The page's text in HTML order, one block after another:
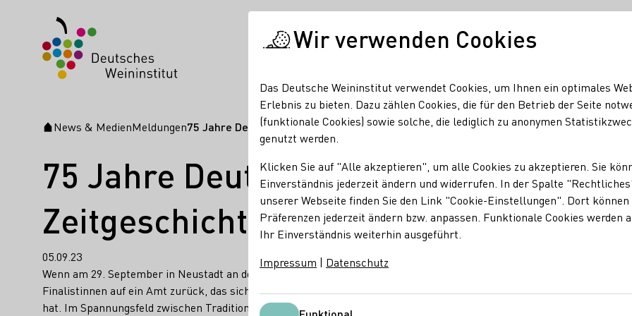
Startseite
News & MedienMeldungen75 Jahre Deutsche Weinkönigin – 75 Jahre Zeitgeschichte
75 Jahre Deutsche Weinkönigin – 75
Zeitgeschichte
05.09.23
Wenn am 29. September in Neustadt an der Weinstraße die 75. Deutsche Weinkönigin gewählt wird, blicken die
Finalistinnen auf ein Amt zurück, das sich in dem Dreivierteljahrhundert seines Bestehens grundlegend gewandelt
hat. Im Spannungsfeld zwischen Tradition und Moderne wird das Amt heute von jungen Fachfrauen ausgefüllt, die
Wir verwenden Cookies
Das Deutsche Weininstitut verwendet Cookies, um Ihnen ein optimales
Erlebnis zu bieten. Dazu zählen Cookies, die für den Betrieb der Seite
(funktionale Cookies) sowie solche, die lediglich zu anonymen
genutzt werden.
Klicken Sie auf "Alle akzeptieren", um alle Cookies zu akzeptieren. Sie
Einverständnis jederzeit ändern und widerrufen. In der Spalte
unserer Webseite finden Sie den Link "Cookie-Einstellungen". Dort können
Präferenzen jederzeit ändern bzw. anpassen. Funktionale Cookies werden
Ihr Einverständnis weiterhin ausgeführt.
Impressum | Datenschutz